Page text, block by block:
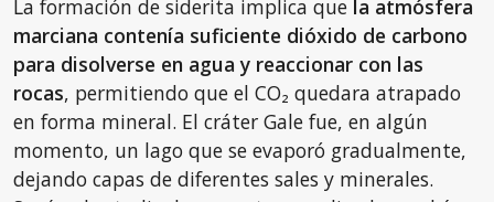
La formación de siderita implica que la atmósfera
marciana contenía suficiente dióxido de carbono
para disolverse en agua y reaccionar con las
rocas, permitiendo que el CO₂ quedara atrapado
en forma mineral. El cráter Gale fue, en algún
momento, un lago que se evaporó gradualmente,
dejando capas de diferentes sales y minerales.